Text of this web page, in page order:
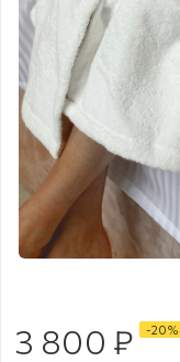
3 800 ₽ -20%